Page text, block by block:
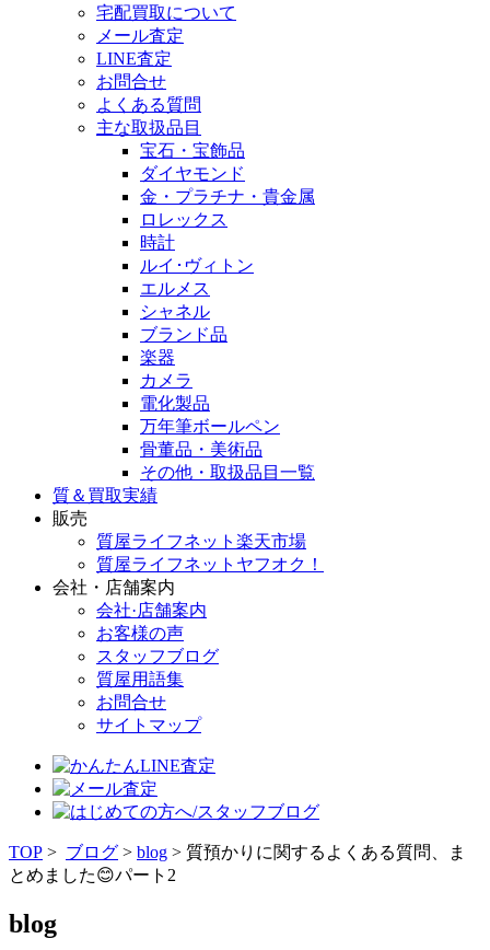
宅配買取について
メール査定
LINE査定
お問合せ
よくある質問
主な取扱品目
宝石・宝飾品
ダイヤモンド
金・プラチナ・貴金属
ロレックス
時計
ルイ･ヴィトン
エルメス
シャネル
ブランド品
楽器
カメラ
電化製品
万年筆ボールペン
骨董品・美術品
その他・取扱品目一覧
質＆買取実績
販売
質屋ライフネット楽天市場
質屋ライフネットヤフオク！
会社・店舗案内
会社·店舗案内
お客様の声
スタッフブログ
質屋用語集
お問合せ
サイトマップ
TOP > ブログ > blog > 質預かりに関するよくある質問、ま
とめました😊パート2
blog